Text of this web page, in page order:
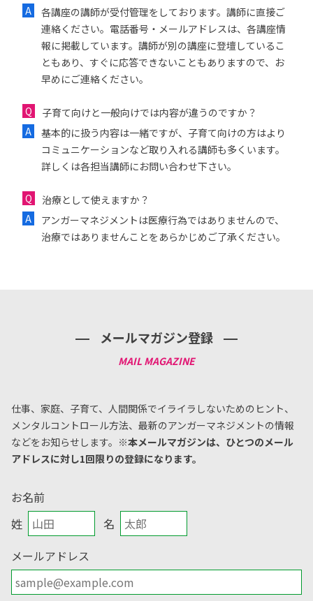
各講座の講師が受付管理をしております。講師に直接ご
連絡ください。電話番号・メールアドレスは、各講座情
報に掲載しています。講師が別の講座に登壇しているこ
ともあり、すぐに応答できないこともありますので、お
早めにご連絡ください。
子育て向けと一般向けでは内容が違うのですか？
基本的に扱う内容は一緒ですが、子育て向けの方はより
コミュニケーションなど取り入れる講師も多くいます。
詳しくは各担当講師にお問い合わせ下さい。
治療として使えますか？
アンガーマネジメントは医療行為ではありませんので、
治療ではありませんことをあらかじめご了承ください。
メールマガジン登録
仕事、家庭、子育て、人間関係でイライラしないためのヒント、
メンタルコントロール方法、 最新のアンガーマネジメントの情報
などをお知らせします。 ※本メールマガジンは、ひとつのメール
アドレスに対し1回限りの登録になります。
お名前
姓
名
メールアドレス